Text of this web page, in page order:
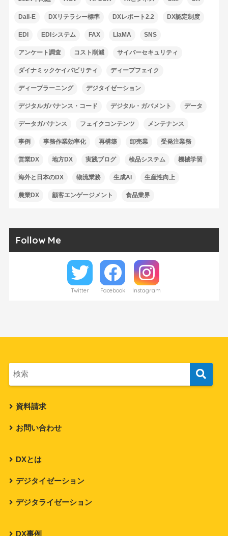
Dall-E DXリテラシー標準 DXレポート2.2 DX認定制度
EDI EDIシステム FAX LlaMA SNS
アンケート調査 コスト削減 サイバーセキュリティ
ダイナミックケイパビリティ ディープフェイク
ディープラーニング デジタイゼーション
デジタルガバナンス・コード デジタル・ガバメント データ
データガバナンス フェイクコンテンツ メンテナンス
事例 事務作業効率化 再構築 卸売業 受発注業務
営業DX 地方DX 実践ブログ 検品システム 機械学習
海外と日本のDX 物流業務 生成AI 生産性向上
農業DX 顧客エンゲージメント 食品業界
Follow Me
Twitter Facebook Instagram
資料請求
お問い合わせ
DXとは
デジタイゼーション
デジタライゼーション
DX事例